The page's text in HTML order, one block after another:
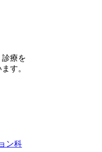
療を
す。
ン科